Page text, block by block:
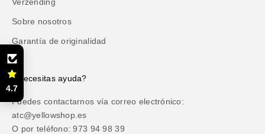
Sobre nosotros
Garantía de originalidad
¿Necesitas ayuda?
Puedes contactarnos vía correo electrónico:
atc@yellowshop.es
O por teléfono: 973 94 98 39
4.7